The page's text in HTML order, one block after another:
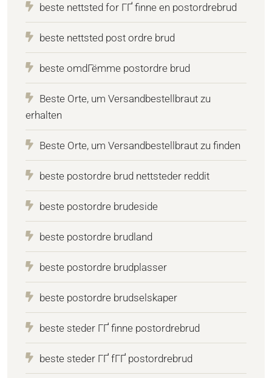
beste nettsted for ГҐ finne en postordrebrud
beste nettsted post ordre brud
beste omdГёmme postordre brud
Beste Orte, um Versandbestellbraut zu
erhalten
Beste Orte, um Versandbestellbraut zu finden
beste postordre brud nettsteder reddit
beste postordre brudeside
beste postordre brudland
beste postordre brudplasser
beste postordre brudselskaper
beste steder ГҐ finne postordrebrud
beste steder ГҐ fГҐ postordrebrud